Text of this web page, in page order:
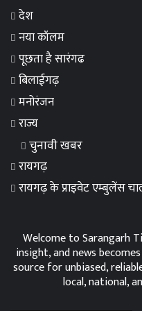
देश
नया कॉलम
पूछता है सारंगढ
बिलाईगढ़
मनोरंजन
राज्य
चुनावी खबर
रायगढ़
रायगढ़ के प्राइवेट एम्बुलेंस
Welcome to Sarangarh
insight, and news
source for unbiased,
local, national,